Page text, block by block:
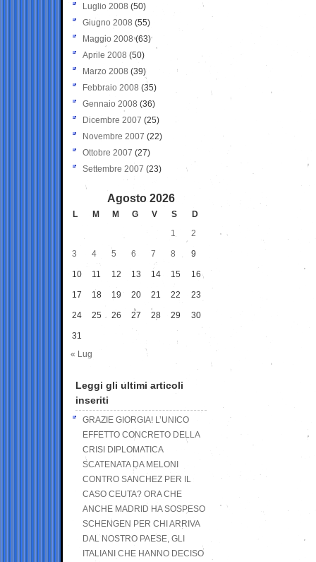
Luglio 2008 (50)
Giugno 2008 (55)
Maggio 2008(63)
Aprile 2008 (50)
Marzo 2008 (39)
Febbraio 2008 (35)
Gennaio 2008 (36)
Dicembre 2007 (25)
Novembre 2007 (22)
Ottobre 2007 (27)
Settembre 2007 (23)
Agosto 2026
L M M G V S
D
1
2
3 4 5 6 7 8 9
10 11 12 13 14 15 16
17 18 19 20 21 22 23
24 25 26 27 28 29 30
31
« Lug
Leggi gli ultimi articoli
inseriti
GRAZIE GIORGIA! L’UNICO
EFFETTO CONCRETO DELLA
CRISI DIPLOMATICA
SCATENATA DA MELONI
CONTRO SANCHEZ PER IL
CASO CEUTA? ORA CHE
ANCHE MADRID HA SOSPESO
SCHENGEN PER CHI ARRIVA
DAL NOSTRO PAESE, GLI
ITALIANI CHE HANNO DECISO